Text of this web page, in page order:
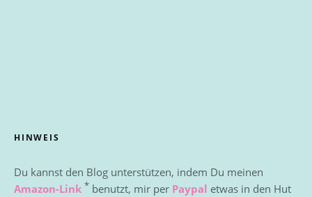
HINWEIS
Du kannst den Blog unterstützen, indem Du meinen
Amazon-Link * benutzt, mir per Paypal etwas in den Hut